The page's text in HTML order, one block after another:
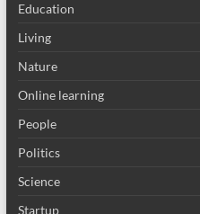
Education
Living
Nature
Online learning
People
Politics
Science
Startup